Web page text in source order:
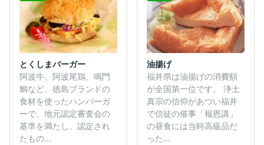
とくしまバーガー
阿波牛、阿波尾鶏、鳴門
鯛など、徳島ブランドの
食材を使ったハンバーガ
ーで、地元認定審査会の
基準を満たし、認定され
たもの...
油揚げ
福井県は油揚げの消費額
が全国第一位です。 浄土
真宗の信仰があつい福井
で信徒の催事「報恩講」
の昼食には当時高級品だ
った...